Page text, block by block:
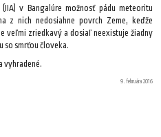
v Bangalúre možnosť pádu meteoritu
z nich nedosiahne povrch Zeme, keďže
veľmi zriedkavý a dosiaľ neexistuje žiadny
so smrťou človeka.
vyhradené.
9. februára 2016